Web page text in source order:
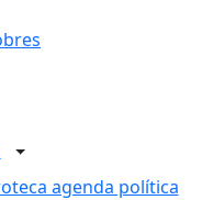
agenda política